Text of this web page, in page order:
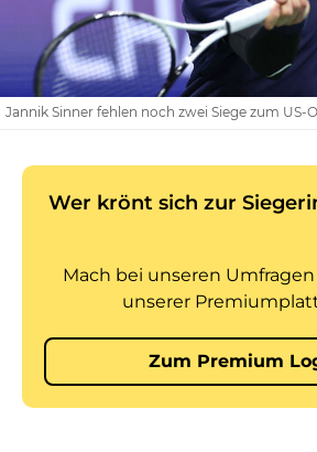
Jannik Sinner fehlen noch zwei Siege zum US-